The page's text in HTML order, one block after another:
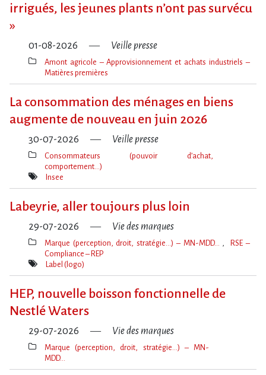
irrigués, les jeunes plants n’ont pas survécu
»
01-08-2026 Veille presse
Thèmes(s)
Amont agricole – Approvisionnement et achats industriels –
Matières premières
La consommation des ménages en biens
augmente de nouveau en juin 2026
30-07-2026 Veille presse
Thèmes(s)
Consommateurs (pouvoir d’achat,
comportement…)
Mot(s)-
Insee
Labeyrie, aller toujours plus loin
29-07-2026 Vie des marques
Thèmes(s)
Marque (perception, droit, stratégie…) – MN-MDD…
RSE –
Compliance – REP
Mot(s)-
Label (logo)
HEP, nouvelle boisson fonctionnelle de
Nestlé Waters
29-07-2026 Vie des marques
Thèmes(s)
Marque (perception, droit, stratégie…) – MN-
MDD…